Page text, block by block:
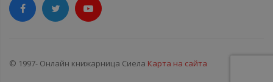
© 1997- Онлайн книжарница Сиела Карта на сайта